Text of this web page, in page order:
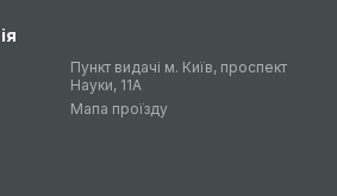
Пункт видачі м. Київ, проспект
Науки, 11А
Мапа проїзду